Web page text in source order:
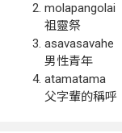
molapangolai
祖靈祭
asavasavahe
男性青年
atamatama
父字輩的稱呼